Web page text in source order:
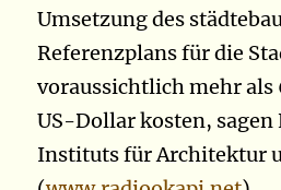
Umsetzung des
Referenzplans für die
voraussichtlich mehr
US-Dollar kosten, sagen
Instituts für Architektur